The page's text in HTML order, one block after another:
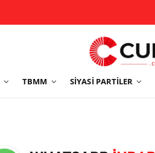
TBMM SIYASI PARTILER